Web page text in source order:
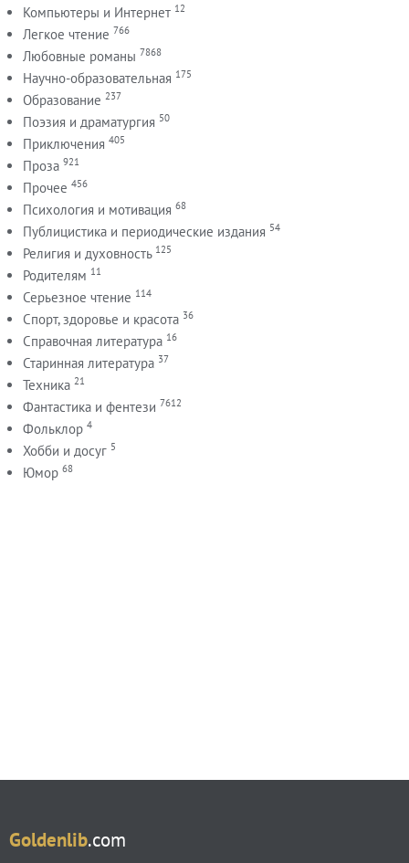
Компьютеры и Интернет 12
Легкое чтение 766
Любовные романы 7868
Научно-образовательная 175
Образование 237
Поэзия и драматургия 50
Приключения 405
Проза 921
Прочее 456
Психология и мотивация 68
Публицистика и периодические издания 54
Религия и духовность 125
Родителям 11
Серьезное чтение 114
Спорт, здоровье и красота 36
Справочная литература 16
Старинная литература 37
Техника 21
Фантастика и фентези 7612
Фольклор 4
Хобби и досуг 5
Юмор 68
Goldenlib.com